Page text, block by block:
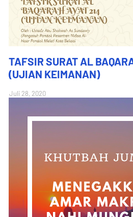
TAFSIR SURAT AL
(UJIAN KEIMANAN)
Juli 28, 2020